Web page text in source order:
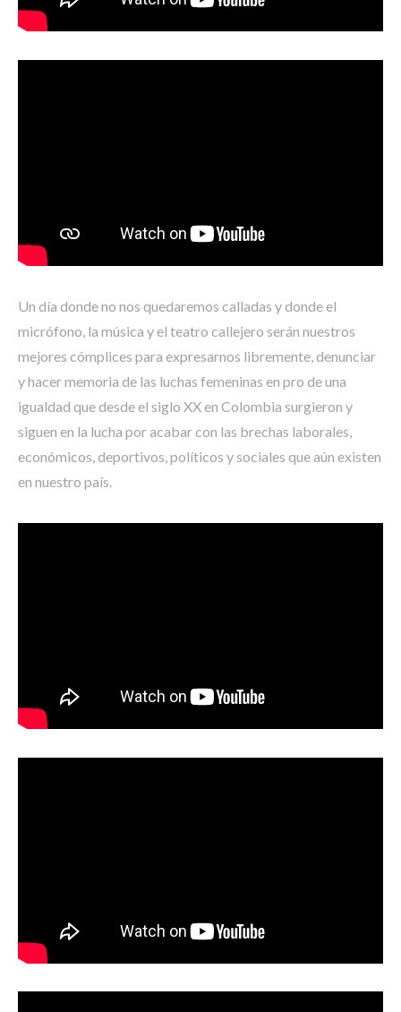
Un día donde no nos quedaremos calladas y donde el
micrófono, la música y el teatro callejero serán nuestros
mejores cómplices para expresarnos libremente, denunciar
y hacer memoria de las luchas femeninas en pro de una
igualdad que desde el siglo XX en Colombia surgieron y
siguen en la lucha por acabar con las brechas laborales,
económicos, deportivos, políticos y sociales que aún existen
en nuestro país.